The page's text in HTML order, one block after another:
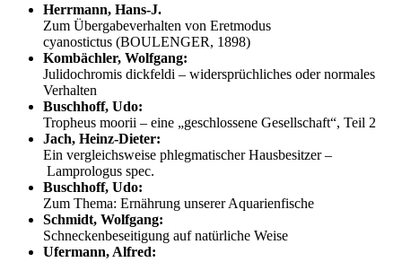
Herrmann, Hans-J.
Zum Übergabeverhalten von Eretmodus
cyanostictus (BOULENGER, 1898)
Kombächler, Wolfgang:
Julidochromis dickfeldi – widersprüchliches oder normales
Verhalten
Buschhoff, Udo:
Tropheus moorii – eine „geschlossene Gesellschaft“, Teil 2
Jach, Heinz-Dieter:
Ein vergleichsweise phlegmatischer Hausbesitzer –
Lamprologus spec.
Buschhoff, Udo:
Zum Thema: Ernährung unserer Aquarienfische
Schmidt, Wolfgang:
Schneckenbeseitigung auf natürliche Weise
Ufermann, Alfred: